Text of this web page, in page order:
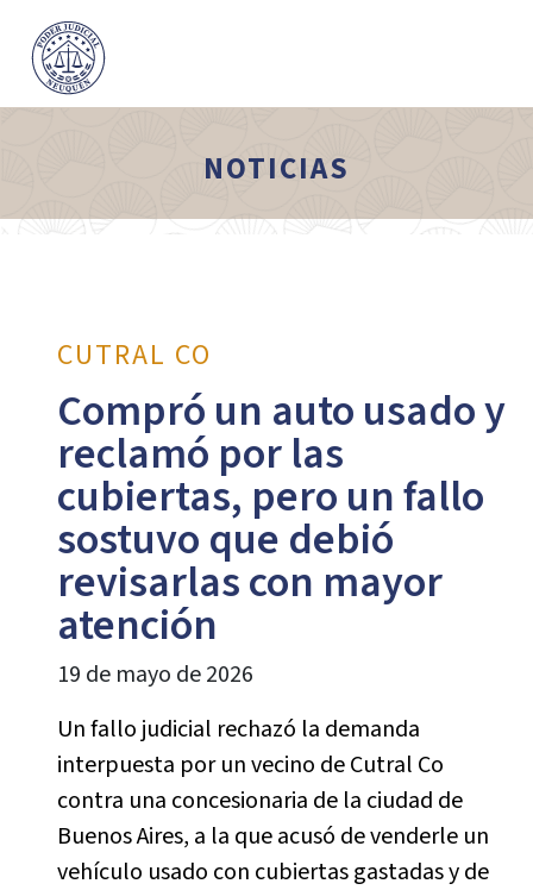
NOTICIAS
CUTRAL CO
Compró un auto usado y
reclamó por las
cubiertas, pero un fallo
sostuvo que debió
revisarlas con mayor
atención
19 de mayo de 2026
Un fallo judicial rechazó la demanda
interpuesta por un vecino de Cutral Co
contra una concesionaria de la ciudad de
Buenos Aires, a la que acusó de venderle un
vehículo usado con cubiertas gastadas y de